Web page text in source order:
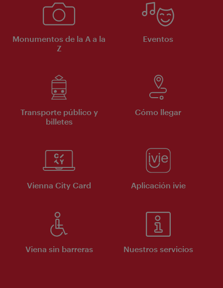
Monumentos de la A a la
Z
Eventos
Transporte público y
billetes
Cómo llegar
Vienna City Card Aplicación ivie
Viena sin barreras Nuestros servicios